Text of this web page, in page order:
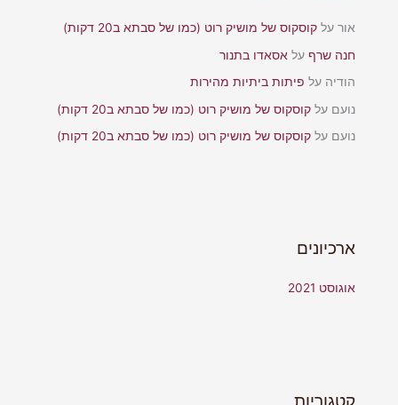
אור עלקוסקוס של מושיק רוט (כמו של סבתא ב20 דקות)
חנה שרף על אסאדו בתנור
הודיה על פיתות ביתיות מהירות
נועם עלקוסקוס של מושיק רוט (כמו של סבתא ב20 דקות)
נועם עלקוסקוס של מושיק רוט (כמו של סבתא ב20 דקות)
ארכיונים
אוגוסט 2021
קטגוריות